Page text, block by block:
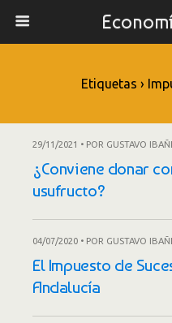
Etiquetas ›
29/11/2021 • POR GUSTAVO
¿Conviene donar
usufructo?
04/07/2020 • POR GUSTAVO
El Impuesto de
Andalucía